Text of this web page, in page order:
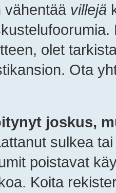
vähentää villejä
olet
Ota
joskus,
sulkea
poistavat
Koita